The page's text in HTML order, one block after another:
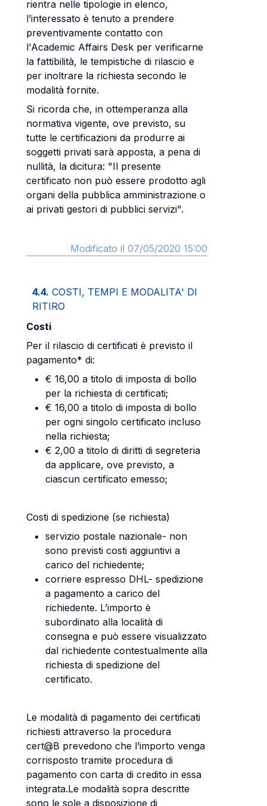
rientra nelle tipologie in elenco,
l’interessato è tenuto a prendere
preventivamente contatto con
l'Academic Affairs Desk per verificarne
la fattibilità, le tempistiche di rilascio e
per inoltrare la richiesta secondo le
modalità fornite.
Si ricorda che, in ottemperanza alla
normativa vigente, ove previsto, su
tutte le certificazioni da produrre ai
soggetti privati sarà apposta, a pena di
nullità, la dicitura: "Il presente
certificato non può essere prodotto agli
organi della pubblica amministrazione o
ai privati gestori di pubblici servizi".
Modificato il 07/05/2020 15:00
4.4. COSTI, TEMPI E MODALITA' DI
RITIRO
Costi
Per il rilascio di certificati è previsto il
pagamento* di:
€ 16,00 a titolo di imposta di bollo
per la richiesta di certificati;
€ 16,00 a titolo di imposta di bollo
per ogni singolo certificato incluso
nella richiesta;
€ 2,00 a titolo di diritti di segreteria
da applicare, ove previsto, a
ciascun certificato emesso;
Costi di spedizione (se richiesta)
servizio postale nazionale- non
sono previsti costi aggiuntivi a
carico del richiedente;
corriere espresso DHL- spedizione
a pagamento a carico del
richiedente. L’importo è
subordinato alla località di
consegna e può essere visualizzato
dal richiedente contestualmente alla
richiesta di spedizione del
certificato.
Le modalità di pagamento dei certificati
richiesti attraverso la procedura
cert@B prevedono che l’importo venga
corrisposto tramite procedura di
pagamento con carta di credito in essa
integrata.Le modalità sopra descritte
sono le sole a disposizione di